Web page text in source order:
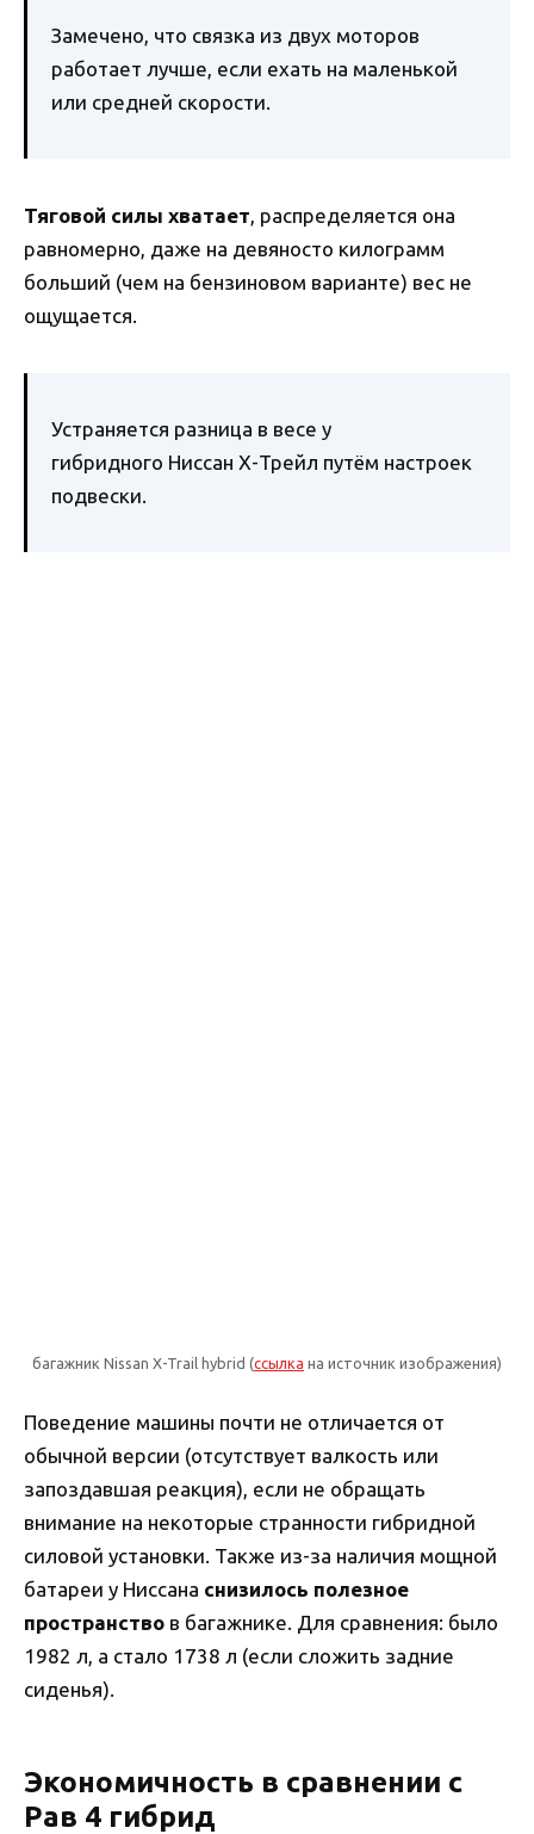
Замечено, что связка из двух моторов
работает лучше, если ехать на маленькой
или средней скорости.
Тяговой силы хватает, распределяется она
равномерно, даже на девяносто килограмм
больший (чем на бензиновом варианте) вес не
ощущается.
Устраняется разница в весе у
гибридного Ниссан Х-Трейл путём настроек
подвески.
багажник Nissan X-Trail hybrid (ссылка на источник изображения)
Поведение машины почти не отличается от
обычной версии (отсутствует валкость или
запоздавшая реакция), если не обращать
внимание на некоторые странности гибридной
силовой установки. Также из-за наличия мощной
батареи у Ниссана снизилось полезное
пространство в багажнике. Для сравнения: было
1982 л, а стало 1738 л (если сложить задние
сиденья).
Экономичность в сравнении с
Рав 4 гибрид